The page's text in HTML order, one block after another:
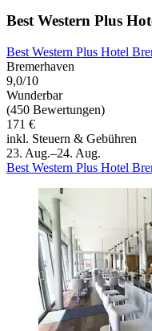
Best Western Plus
Best Western Plus Hotel
Bremerhaven
9,0/10
Wunderbar
(450 Bewertungen)
171 €
inkl. Steuern & Gebühren
23. Aug.–24. Aug.
Best Western Plus Hotel